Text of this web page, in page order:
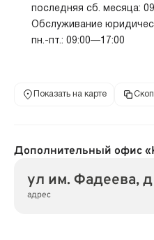
последняя сб. месяца:
Обслуживание
пн.-пт.: 09:00—17:00
Показать на карте
Дополнительный офис
ул им. Фадеева,
адрес